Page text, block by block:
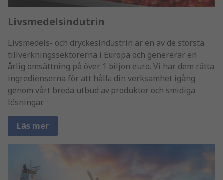
Livsmedelsindutrin
Livsmedels- och dryckesindustrin är en av de största
tillverkningssektorerna i Europa och genererar en
årlig omsättning på över 1 biljon euro. Vi har dem rätta
ingredienserna för att hålla din verksamhet igång
genom vårt breda utbud av produkter och smidiga
lösningar.
Läs mer